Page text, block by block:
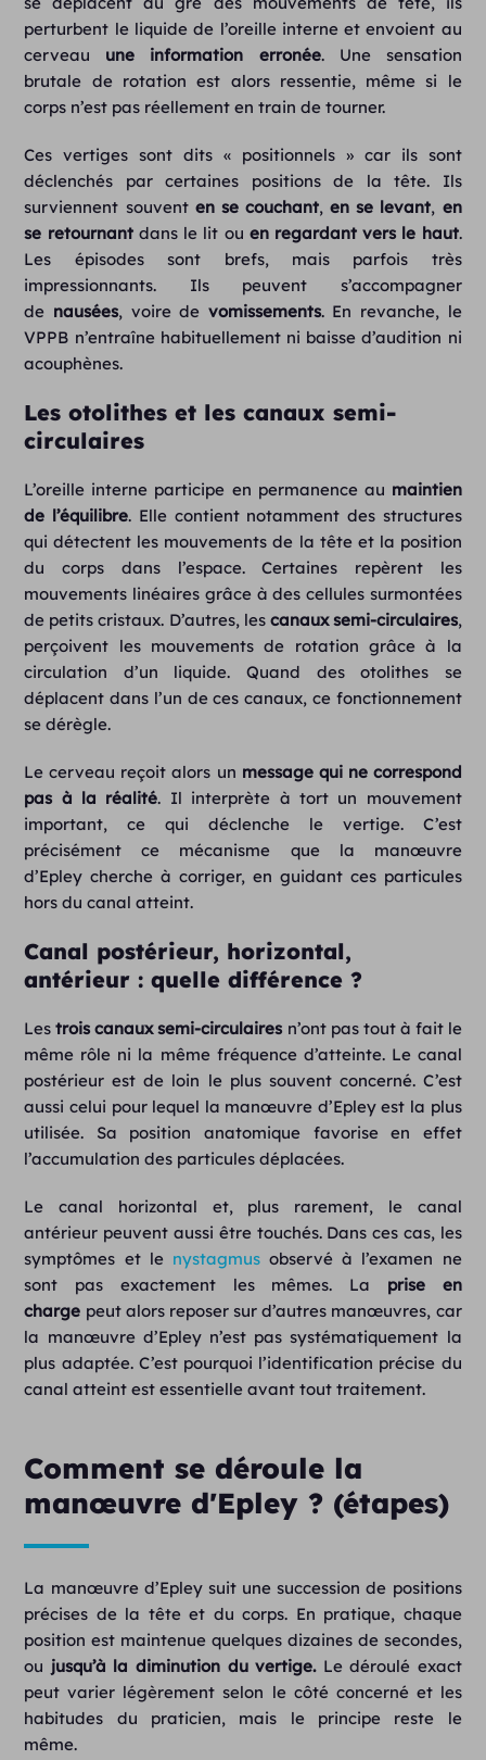
perturbent le liquide de l’oreille interne et envoient au
cerveau une information erronée. Une sensation
brutale de rotation est alors ressentie, même si le
corps n’est pas réellement en train de tourner.
Ces vertiges sont dits « positionnels » car ils sont
déclenchés par certaines positions de la tête. Ils
surviennent souvent en se couchant,en se levant, en
se retournantdans le lit ou en regardant vers le haut.
Les épisodes sont brefs, mais parfois très
impressionnants. Ils peuvent s’accompagner
de nausées, voire de vomissements. En revanche, le
VPPB n’entraîne habituellement ni baisse d’audition ni
acouphènes.
Les otolithes et les canaux semi-
circulaires
L’oreille interne participe en permanence au maintien
de l’équilibre. Elle contient notamment des structures
qui détectent les mouvements de la tête et la position
du corps dans l’espace. Certaines repèrent les
mouvements linéaires grâce à des cellules surmontées
de petits cristaux. D’autres, les canaux semi-circulaires,
perçoivent les mouvements de rotation grâce à la
circulation d’un liquide. Quand des otolithes se
déplacent dans l’un de ces canaux, ce fonctionnement
se dérègle.
Le cerveau reçoit alors un message qui ne correspond
pas à la réalité. Il interprète à tort un mouvement
important, ce qui déclenche le vertige. C’est
précisément ce mécanisme que la manœuvre
d’Epley cherche à corriger, en guidant ces particules
hors du canal atteint.
Canal postérieur, horizontal,
antérieur : quelle différence ?
Lestrois canaux semi-circulaires n’ont pas tout à fait le
même rôle ni la même fréquence d’atteinte. Le canal
postérieur est de loin le plus souvent concerné. C’est
aussi celui pour lequel la manœuvre d’Epley est la plus
utilisée. Sa position anatomique favorise en effet
l’accumulation des particules déplacées.
Le canal horizontal et, plus rarement, le canal
antérieur peuvent aussi être touchés. Dans ces cas, les
symptômes et le nystagmusobservé à l’examen ne
sont pas exactement les mêmes. La prise en
charge peut alors reposer sur d’autres manœuvres, car
la manœuvre d’Epley n’est pas systématiquement la
plus adaptée. C’est pourquoi l’identification précise du
canal atteint est essentielle avant tout traitement.
Comment se déroule la
manœuvre d'Epley ? (étapes)
La manœuvre d’Epley suit une succession de positions
précises de la tête et du corps. En pratique, chaque
position est maintenue quelques dizaines de secondes,
ou jusqu’à la diminution du vertige.Le déroulé exact
peut varier légèrement selon le côté concerné et les
habitudes du praticien, mais le principe reste le
même.